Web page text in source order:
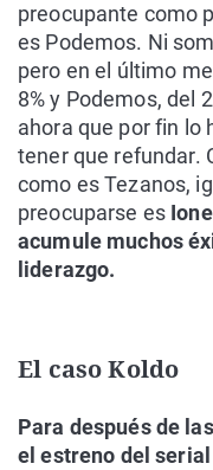
preocupante como
es Podemos. Ni
pero en el último
8% y Podemos, del
ahora que por fin lo
tener que refundar.
como es Tezanos,
preocuparse esIone
acumule muchos
liderazgo.
El caso Koldo
Para después de
el estreno del